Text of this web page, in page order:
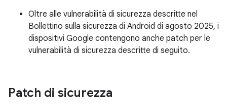
Oltre alle vulnerabilità di sicurezza descritte nel
Bollettino sulla sicurezza di Android di agosto 2025, i
dispositivi Google contengono anche patch per le
vulnerabilità di sicurezza descritte di seguito.
Patch di sicurezza